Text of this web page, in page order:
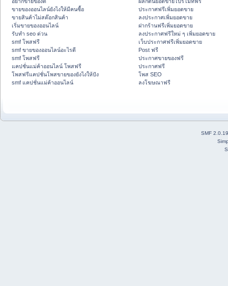
ขายของออนไลน์ยังไงให้มีคนซื้อ
ขายสินค้าไม่สต๊อกสินค้า
เริ่มขายของออนไลน์
รับทำ seo ด่วน
smf โพสฟรี
smf ขายของออนไลน์อะไรดี
smf โพสฟรี
แคปชั่นแม่ค้าออนไลน์ โพสฟรี
โพสฟรีแคปชั่นโพสขายของยังไงให้ปัง
smf แคปชั่นแม่ค้าออนไลน์
ประกาศฟรีเพิ่มยอดขาย
ลงประกาศเพิ่มยอดขาย
ฝากร้านฟรีเพิ่มยอดขาย
ลงประกาศฟรีใหม่ ๆ เพิ่มยอดขาย
เว็บประกาศฟรีเพิ่มยอดขาย
Post ฟรี
ประกาศขายของฟรี
ประกาศฟรี
โพส SEO
ลงโฆษณาฟรี
SMF 2.0.19